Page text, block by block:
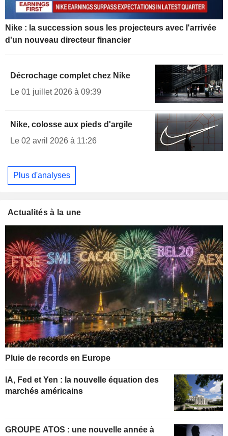
Nike : la succession sous les projecteurs avec l'arrivée
d'un nouveau directeur financier
Décrochage complet chez Nike
Le 01 juillet 2026 à 09:39
Nike, colosse aux pieds d'argile
Le 02 avril 2026 à 11:26
Plus d'analyses
Actualités à la une
Pluie de records en Europe
IA, Fed et Yen : la nouvelle équation des
marchés américains
GROUPE ATOS : une nouvelle année à